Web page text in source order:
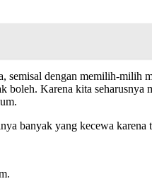
dengan memilih-
Karena kita
banyak yang kecewa